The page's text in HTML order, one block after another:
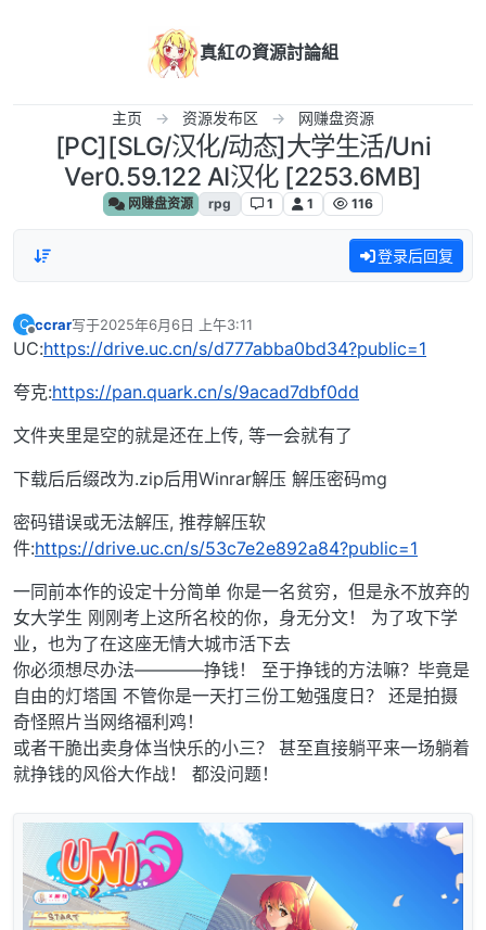
真紅の資源討論組
主页 资源发布区 网赚盘资源
[PC][SLG/汉化/动态]大学生活/Uni
Ver0.59.122 AI汉化 [2253.6MB]
网赚盘资源 rpg 1 1 116
登录后回复
C
离线
ccrar写于2025年6月6日 上午3:11
最后由 编辑
UC:https://drive.uc.cn/s/d777abba0bd34?public=1
夸克:https://pan.quark.cn/s/9acad7dbf0dd
文件夹里是空的就是还在上传, 等一会就有了
下载后后缀改为.zip后用Winrar解压 解压密码mg
密码错误或无法解压, 推荐解压软
件:https://drive.uc.cn/s/53c7e2e892a84?public=1
一同前本作的设定十分简单 你是一名贫穷，但是永不放弃的
女大学生 刚刚考上这所名校的你，身无分文！ 为了攻下学
业，也为了在这座无情大城市活下去
你必须想尽办法————挣钱！ 至于挣钱的方法嘛？毕竟是
自由的灯塔国 不管你是一天打三份工勉强度日？ 还是拍摄
奇怪照片当网络福利鸡！
或者干脆出卖身体当快乐的小三？ 甚至直接躺平来一场躺着
就挣钱的风俗大作战！ 都没问题！